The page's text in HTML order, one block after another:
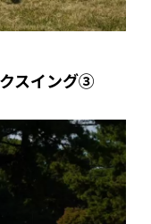
スイング③